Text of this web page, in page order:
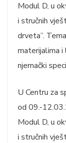
Modul D, u
i stručnih
drveta”.
materijalima i
njemački
U Centru za
od 09.-
Modul D, u
i stručnih